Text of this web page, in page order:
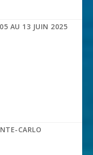
AU 13 JUIN 2025
CARLO